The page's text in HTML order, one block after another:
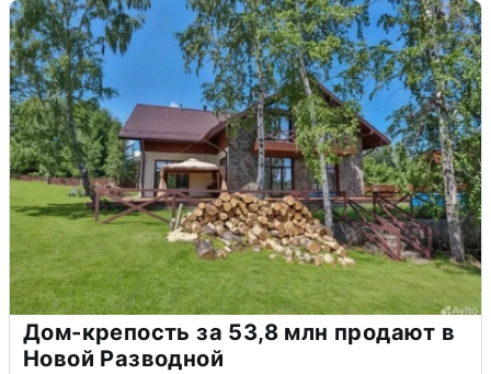
Дом-крепость за 53,8 млн продают в
Новой Разводной